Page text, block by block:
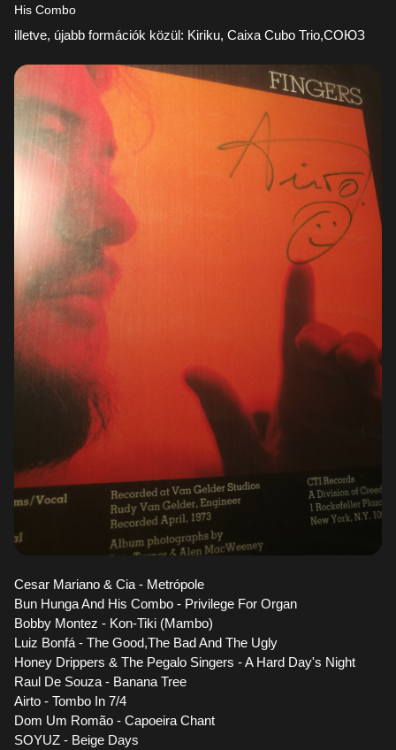
His Combo
illetve, újabb formációk közül: Kiriku, Caixa Cubo Trio,СОЮЗ
Cesar Mariano & Cia - Metrópole
Bun Hunga And His Combo - Privilege For Organ
Bobby Montez - Kon-Tiki (Mambo)
Luiz Bonfá - The Good,The Bad And The Ugly
Honey Drippers & The Pegalo Singers - A Hard Day's Night
Raul De Souza - Banana Tree
Airto - Tombo In 7/4
Dom Um Romão - Capoeira Chant
SOYUZ - Beige Days